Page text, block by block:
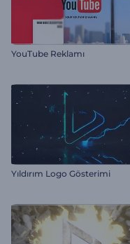
YouTube Reklamı
Yıldırım Logo Gösterimi